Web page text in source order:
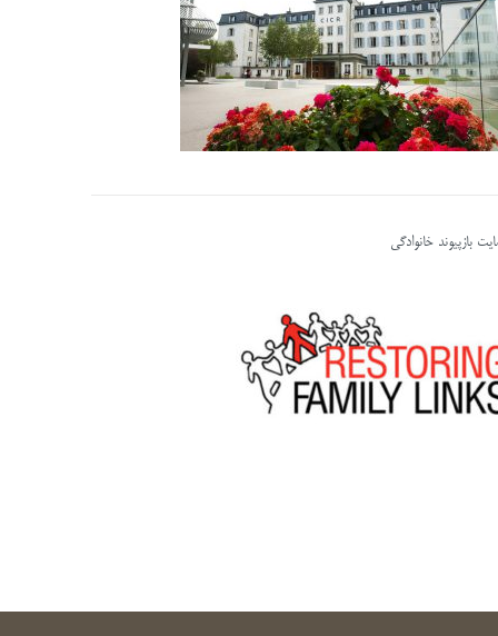
بازپیوند خانوادگی